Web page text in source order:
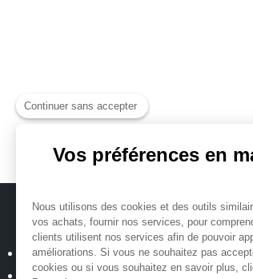
Continuer sans accepter
Vos préférences en
Nous utilisons des cookies et des outils
vos achats, fournir nos services, pour
clients utilisent nos services afin de pouvoir
améliorations. Si vous ne souhaitez pas
cookies ou si vous souhaitez en savoir plus,
MICHENAUD.COM
Qui sommes nous ?
Plan du site